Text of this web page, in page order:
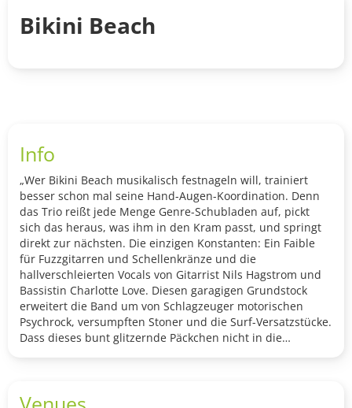
Bikini Beach
Info
„Wer Bikini Beach musikalisch festnageln will, trainiert
besser schon mal seine Hand-Augen-Koordination. Denn
das Trio reißt jede Menge Genre-Schubladen auf, pickt
sich das heraus, was ihm in den Kram passt, und springt
direkt zur nächsten. Die einzigen Konstanten: Ein Faible
für Fuzzgitarren und Schellenkränze und die
hallverschleierten Vocals von Gitarrist Nils Hagstrom und
Bassistin Charlotte Love. Diesen garagigen Grundstock
erweitert die Band um von Schlagzeuger motorischen
Psychrock, versumpften Stoner und die Surf-Versatzstücke.
Dass dieses bunt glitzernde Päckchen nicht in die
und Nägel zuhause lassen und der Band bei der